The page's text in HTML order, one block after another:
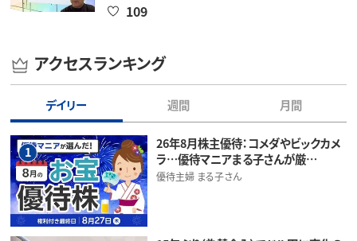
109
アクセスランキング
デイリー 週間 月間
1
26年8月株主優待：コメダやビックカメ
ラ…優待マニアまる子さんが厳…
優待主婦 まる子さん